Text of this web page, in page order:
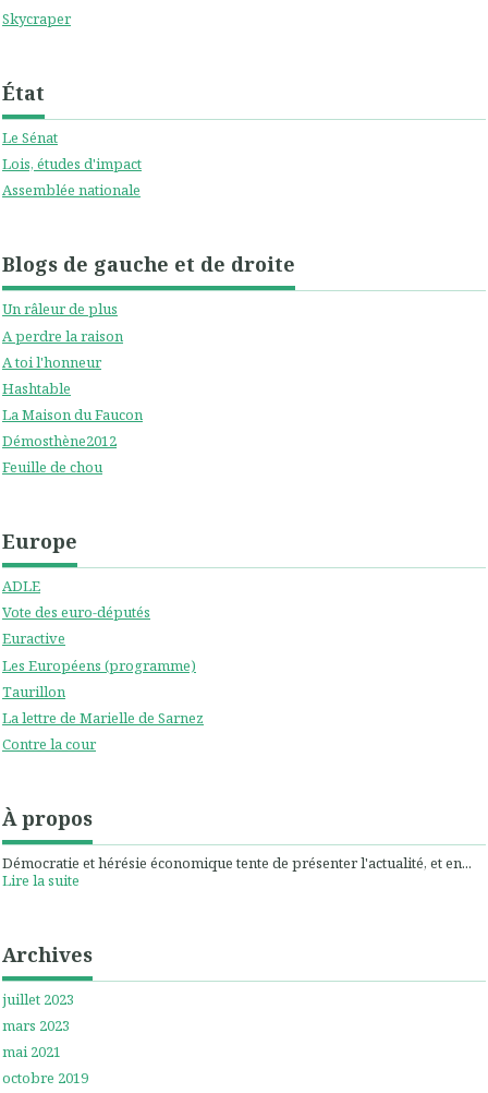
Skycraper
État
Le Sénat
Lois, études d'impact
Assemblée nationale
Blogs de gauche et de droite
Un râleur de plus
A perdre la raison
A toi l'honneur
Hashtable
La Maison du Faucon
Démosthène2012
Feuille de chou
Europe
ADLE
Vote des euro-députés
Euractive
Les Européens (programme)
Taurillon
La lettre de Marielle de Sarnez
Contre la cour
À propos
Démocratie et hérésie économique tente de présenter l'actualité, et en...
Lire la suite
Archives
juillet 2023
mars 2023
mai 2021
octobre 2019